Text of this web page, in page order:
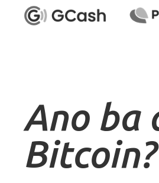
Ano ba
Bitcoin?